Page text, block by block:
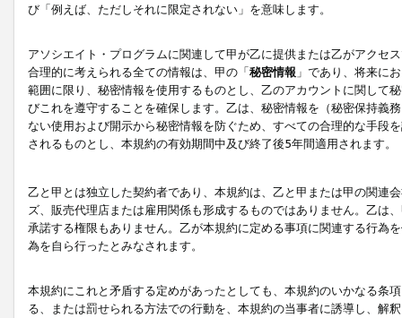
び「例えば、ただしそれに限定されない」を意味します。
アソシエイト・プログラムに関連して甲が乙に提供または乙がアクセ
合理的に考えられる全ての情報は、甲の「秘密情報 」であり、将来に
範囲に限り、秘密情報を使用するものとし、乙のアカウントに関して
びこれを遵守することを確保します。乙は、秘密情報を（秘密保持義
ない使用および開示から秘密情報を防ぐため、すべての合理的な手段
されるものとし、本規約の有効期間中及び終了後5年間適用されます。
乙と甲とは独立した契約者であり、本規約は、乙と甲または甲の関連
ズ、販売代理店または雇用関係も形成するものではありません。乙は
承諾する権限もありません。乙が本規約に定める事項に関連する行為
為を自ら行ったとみなされます。
本規約にこれと矛盾する定めがあったとしても、本規約のいかなる条
る、または罰せられる方法での行動を、本規約の当事者に誘導し、解